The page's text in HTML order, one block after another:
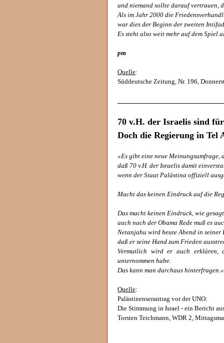
und niemand sollte darauf vertrauen,
Als im Jahr 2000 die
war dies der Beginn der zweiten
Es steht also weit mehr auf dem Spiel
pm
Quelle:
Süddeutsche Zeitung, Nr. 196,
70 v.H. der Israelis sind
Doch die Regierung in Tel
»Es gibt eine neue Meinungsumfrage,
daß 70 v.H. der Israelis damit
wenn der Staat Palästina offiziell
Macht das keinen Eindruck auf die
Das macht keinen Eindruck, wie
auch nach der Obama Rede muß es
Netanjahu wird heute Abend in seiner
daß er seine Hand zum Frieden
Vermutlich wird er auch erklären,
unternommen habe.
Das kann man durchaus hinterfragen.«
Quelle:
Palästinenserantrag vor der UNO:
Die Stimmung in Israel - ein Bericht
Torsten Teichmann, WDR 2,